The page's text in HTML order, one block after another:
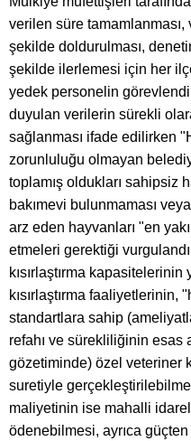
verilen süre
şekilde doldurulması,
şekilde ilerlemesi için her
yedek personelin
duyulan verilerin sürekli
sağlanması ifade edilirken
zorunluluğu olmayan
toplamış oldukları sahipsiz
bakımevi bulunmaması
arz eden hayvanları "en
etmeleri gerektiği
kısırlaştırma
kısırlaştırma faaliyetlerinin,
standartlara sahip
refahı ve sürekliliğinin esas
gözetiminde) özel veteriner
suretiyle
maliyetinin ise mahalli
ödenebilmesi, ayrıca